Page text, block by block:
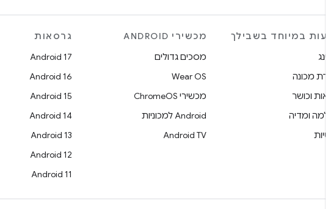
הצעות במיוחד בשבילך
גיימינג
למידת מכונה
בריאות וכושר
מצלמה ומדיה
פרטיות
מכשירי ANDROID
מסכים גדולים
Wear OS
מכשירי ChromeOS
Android למכוניות
Android TV
גרסאות
Android 17
Android 16
Android 15
Android 14
Android 13
Android 12
Android 11